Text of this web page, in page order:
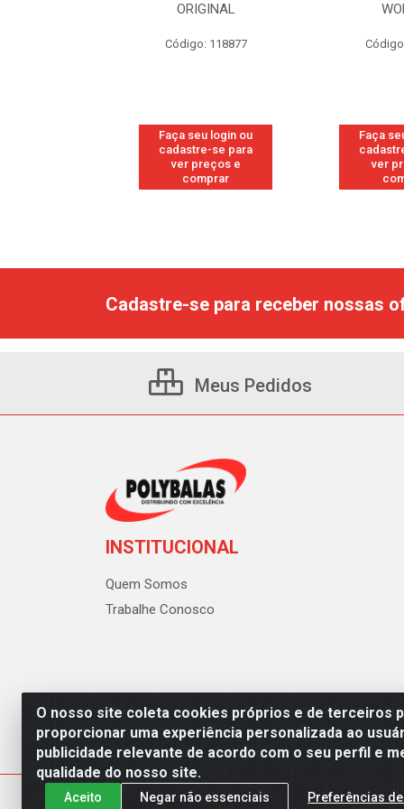
WOMAN
Código: 219800
Faça seu login ou
cadastre-se para
ver preços e
comprar
Faça
ver
O nosso site coleta cookies próprios e de terceiros
proporcionar uma experiência personalizada ao
publicidade relevante de acordo com o seu perfil e
qualidade do nosso site.
Aceito Negar não essenciais Preferências
Cadastre-se para receber nossas
Meus Pedidos
INSTITUCIONAL
Quem Somos
Trabalhe Conosco
Polybalas - Rua João Miguel